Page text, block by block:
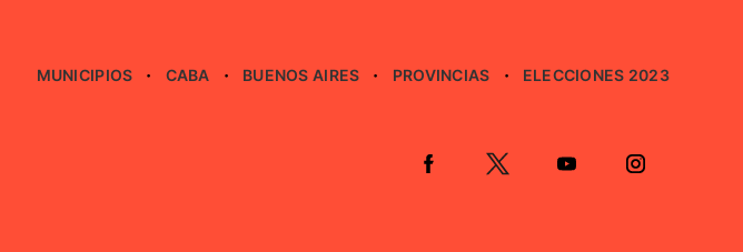
MUNICIPIOS CABA BUENOS AIRES PROVINCIAS ELECCIONES 2023